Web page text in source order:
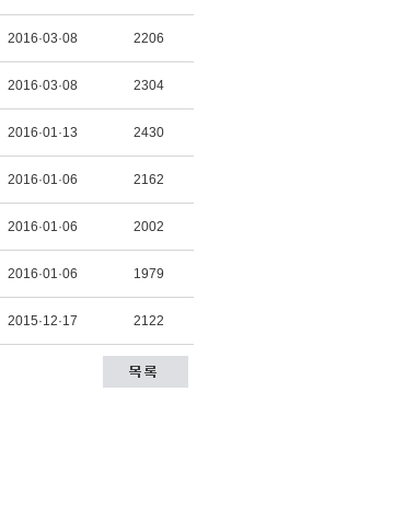
2016·03·08 2206
2016·03·08 2304
2016·01·13 2430
2016·01·06 2162
2016·01·06 2002
2016·01·06 1979
2015·12·17 2122